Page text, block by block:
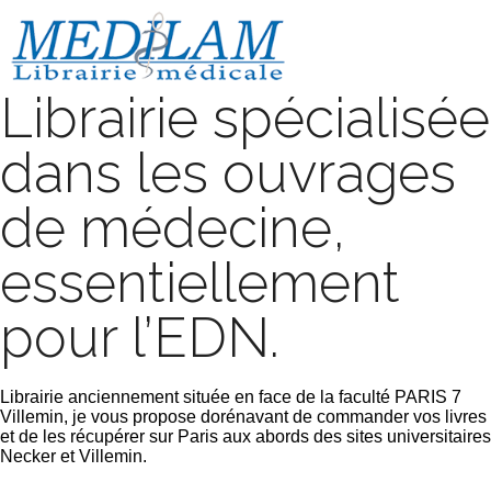
Librairie spécialisée
dans les ouvrages
de médecine,
essentiellement
pour l’EDN.
Librairie anciennement située en face de la faculté PARIS 7
Villemin, je vous propose dorénavant de commander vos livres
et de les récupérer sur Paris aux abords des sites universitaires
Necker et Villemin.